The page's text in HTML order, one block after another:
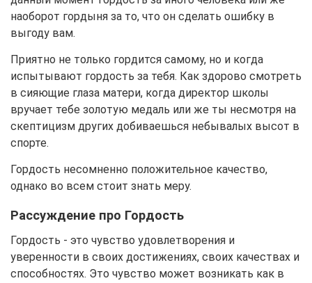
наоборот гордыня за то, что он сделать ошибку в
выгоду вам.
Приятно не только гордится самому, но и когда
испытывают гордость за тебя. Как здорово смотреть
в сияющие глаза матери, когда директор школы
вручает тебе золотую медаль или же ты несмотря на
скептицизм других добиваешься небывалых высот в
спорте.
Гордость несомненно положительное качество,
однако во всем стоит знать меру.
Рассуждение про Гордость
Гордость - это чувство удовлетворения и
уверенности в своих достижениях, своих качествах и
способностях. Это чувство может возникать как в